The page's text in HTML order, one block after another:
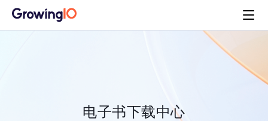
电子书下载中心